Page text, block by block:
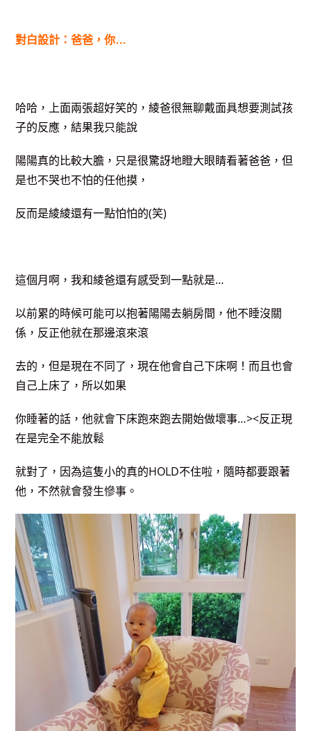
對白設計：爸爸，你…
哈哈，上面兩張超好笑的，綾爸很無聊戴面具想要測試孩
子的反應，結果我只能說
陽陽真的比較大膽，只是很驚訝地瞪大眼睛看著爸爸，但
是也不哭也不怕的任他摸，
反而是綾綾還有一點怕怕的(笑)
這個月啊，我和綾爸還有感受到一點就是…
以前累的時候可能可以抱著陽陽去躺房間，他不睡沒關
係，反正他就在那邊滾來滾
去的，但是現在不同了，現在他會自己下床啊！而且也會
自己上床了，所以如果
你睡著的話，他就會下床跑來跑去開始做壞事…><反正現
在是完全不能放鬆
就對了，因為這隻小的真的HOLD不住啦，隨時都要跟著
他，不然就會發生慘事。